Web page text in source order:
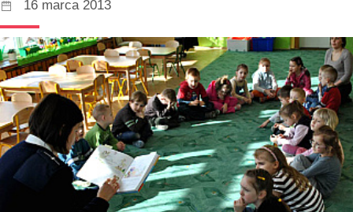
16 marca 2013